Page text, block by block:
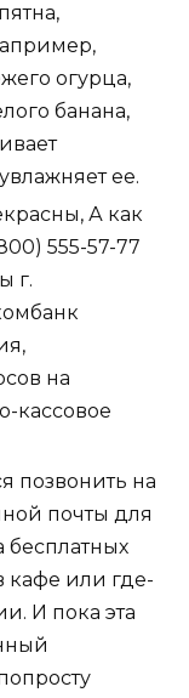
огурца,
банана,
ее.
А как
555-57-77
г.
на
кассовое
позвонить на
почты для
бесплатных
кафе или где-
И пока эта